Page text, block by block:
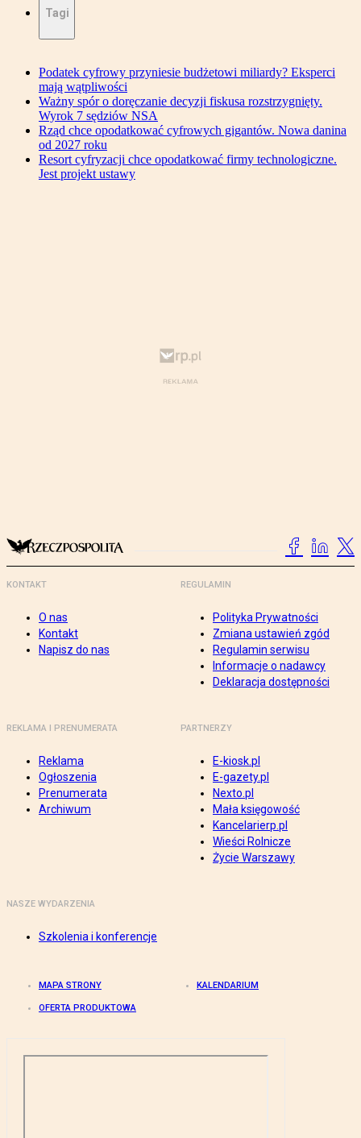
Tagi
Podatek cyfrowy przyniesie budżetowi miliardy? Eksperci
mają wątpliwości
Ważny spór o doręczanie decyzji fiskusa rozstrzygnięty.
Wyrok 7 sędziów NSA
Rząd chce opodatkować cyfrowych gigantów. Nowa danina
od 2027 roku
Resort cyfryzacji chce opodatkować firmy technologiczne.
Jest projekt ustawy
KONTAKT
O nas
Kontakt
Napisz do nas
REGULAMIN
Polityka Prywatności
Zmiana ustawień zgód
Regulamin serwisu
Informacje o nadawcy
Deklaracja dostępności
REKLAMA I PRENUMERATA
Reklama
Ogłoszenia
Prenumerata
Archiwum
PARTNERZY
E-kiosk.pl
E-gazety.pl
Nexto.pl
Mała księgowość
Kancelarierp.pl
Wieści Rolnicze
Życie Warszawy
NASZE WYDARZENIA
Szkolenia i konferencje
MAPA STRONY KALENDARIUM
OFERTA PRODUKTOWA